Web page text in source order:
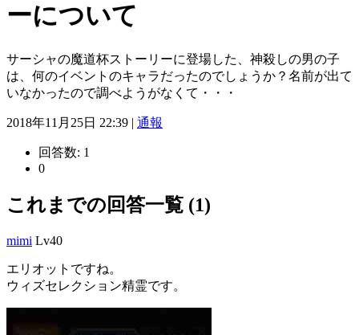
ーについて
サーシャの魔道杯ストーリーに登場した、神殺しの男の子
は、何のイベントのキャラだったのでしょうか？名前が出て
いなかったので調べようがなくて・・・
2018年11月25日 22:39 | 通報
回答数: 1
0
これまでの回答一覧 (1)
mimi Lv40
エリオットですね。
ウィズセレクション精霊です。